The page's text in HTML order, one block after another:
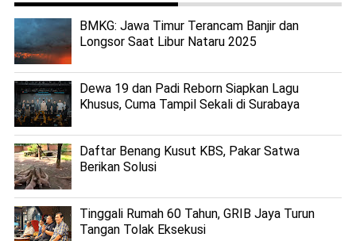
BMKG: Jawa Timur Terancam Banjir dan
Longsor Saat Libur Nataru 2025
Dewa 19 dan Padi Reborn Siapkan Lagu
Khusus, Cuma Tampil Sekali di Surabaya
Daftar Benang Kusut KBS, Pakar Satwa
Berikan Solusi
Tinggali Rumah 60 Tahun, GRIB Jaya Turun
Tangan Tolak Eksekusi